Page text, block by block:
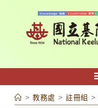
容
> 教務處 > 註冊組 >